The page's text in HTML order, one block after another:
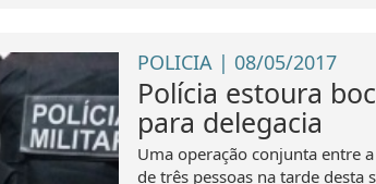
POLICIA | 08/05/2017
Polícia estoura
para delegacia
Uma operação conjunta entre
de três pessoas na tarde desta